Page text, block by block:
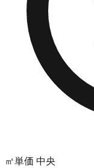
㎡単価 中央